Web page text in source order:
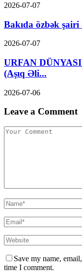
2026-07-07
Bakıda özbək şairi
2026-07-07
URFAN
(Aşıq Əli...
2026-07-06
Leave a Comment
Save my name,
time I comment.